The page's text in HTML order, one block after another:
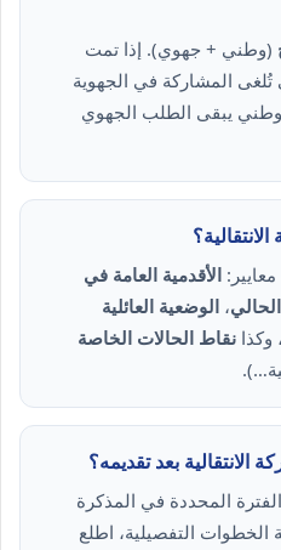
(وطني + جهوي). إذا تمت
المشاركة في الجهوية
يبقى الطلب الجهوي
الأقدمية العامة في
، الوضعية العائلية
، وكذا نقاط الحالات الخاصة
بعد تقديمه؟
المحددة في المذكرة
الخطوات التفصيلية، اطلع